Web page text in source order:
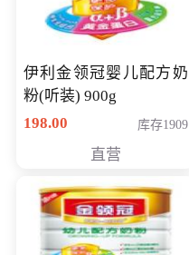
伊利金领冠婴儿配方奶
粉(听装) 900g
198.00
库存1909
直营